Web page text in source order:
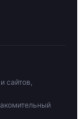
сайтов,